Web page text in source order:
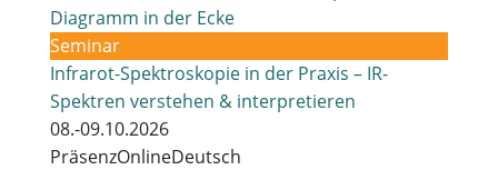
Seminar
Infrarot-Spektroskopie in der Praxis – IR-
Spektren verstehen & interpretieren
08.-09.10.2026
PräsenzOnlineDeutsch